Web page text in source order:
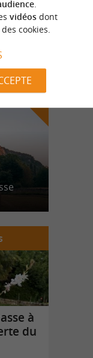
à
du
.
vidéosdont
cookies.